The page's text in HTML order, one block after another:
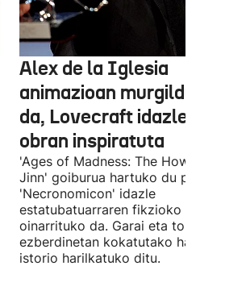
Alex de la Iglesia
animazioan murgilduko
da, Lovecraft idazlearen
obran inspiratuta
'Ages of Madness: The Howling of
Jinn' goiburua hartuko du pelikulak,
'Necronomicon' idazle
estatubatuarraren fikzioko liburuan
oinarrituko da. Garai eta toki
ezberdinetan kokatutako hainbat
istorio harilkatuko ditu.